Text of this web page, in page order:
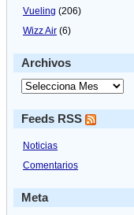
Vueling (206)
Wizz Air (6)
Archivos
Feeds RSS
Noticias
Comentarios
Meta